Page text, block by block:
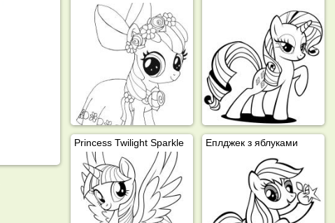
Princess Twilight Sparkle Еплджек з яблуками